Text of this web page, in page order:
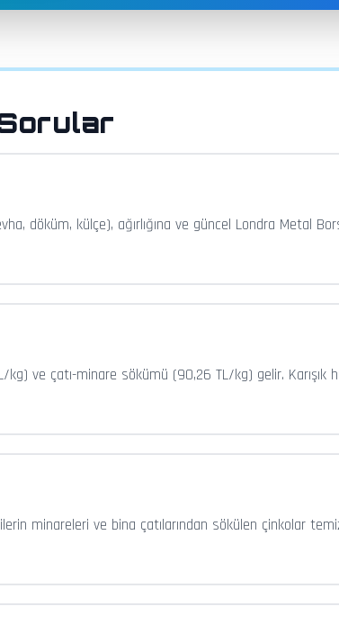
döküm, külçe), ağırlığına ve güncel Londra Metal
kg) ve çatı-minare sökümü (90,26 TL/kg) gelir. Karışık
minareleri ve bina çatılarından sökülen çinkolar